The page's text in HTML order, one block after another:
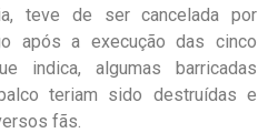
teve de ser cancelada por
após a execução das cinco
indica, algumas barricadas
teriam sido destruídas e
fãs.